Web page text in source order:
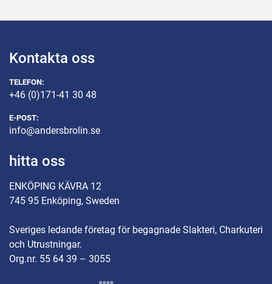
Kontakta oss
TELEFON:
+46 (0)171-41 30 48
E-POST:
info@andersbrolin.se
hitta oss
ENKÖPING KÄVRA 12
745 95 Enköping, Sweden
Sveriges ledande företag för begagnade Slakteri, Charkuteri
och Utrustningar.
Org.nr. 55 64 39 – 3055